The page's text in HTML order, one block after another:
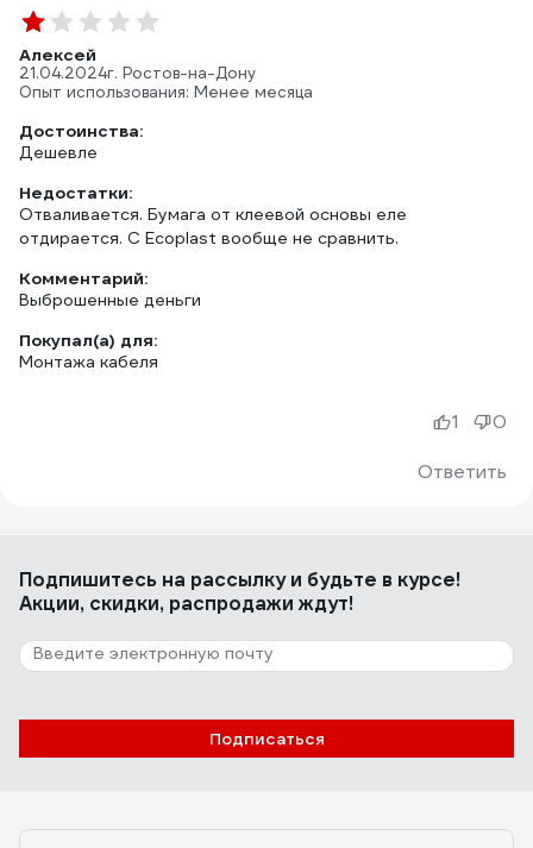
Алексей
21.04.2024г. Ростов-на-Дону
Опыт использования: Менее месяца
Достоинства:
Дешевле
Недостатки:
Отваливается. Бумага от клеевой основы еле
отдирается. С Ecoplast вообще не сравнить.
Комментарий:
Выброшенные деньги
Покупал(а) для:
Монтажа кабеля
Ответить
1 0
Подпишитесь на рассылкуи будьте в курсе!
Акции, скидки, распродажи ждут!
Подписаться